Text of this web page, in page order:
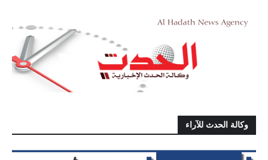
وكالة الحدث للآراء